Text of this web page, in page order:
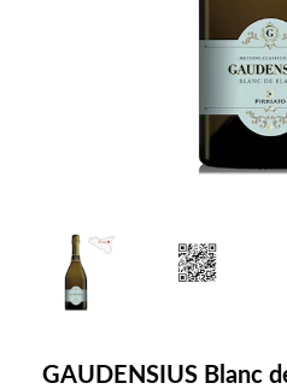
GAUDENSIUS Blanc